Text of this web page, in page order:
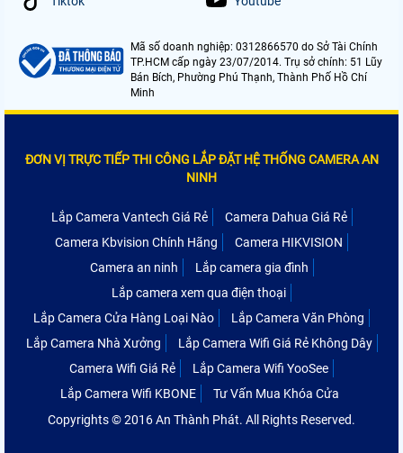
Mã số doanh nghiệp: 0312866570 do Sở Tài Chính
TP.HCM cấp ngày 23/07/2014. Trụ sở chính: 51 Lũy
Bán Bích, Phường Phú Thạnh, Thành Phố Hồ Chí
Minh
ĐƠN VỊ TRỰC TIẾP THI CÔNG LẮP ĐẶT HỆ THỐNG CAMERA AN
NINH
Lắp Camera Vantech Giá Rẻ
Camera Dahua Giá Rẻ
Camera Kbvision Chính Hãng
Camera HIKVISION
Camera an ninh
Lắp camera gia đình
Lắp camera xem qua điện thoại
Lắp Camera Cửa Hàng Loại Nào
Lắp Camera Văn Phòng
Lắp Camera Nhà Xưởng
Lắp Camera Wifi Giá Rẻ Không Dây
Camera Wifi Giá Rẻ
Lắp Camera Wifi YooSee
Lắp Camera Wifi KBONE
Tư Vấn Mua Khóa Cửa
Copyrights © 2016 An Thành Phát. All Rights Reserved.